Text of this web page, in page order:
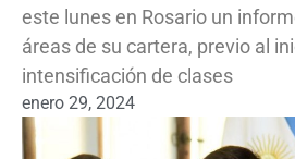
este lunes en Rosario un
áreas de su cartera, previo al
intensificación de clases
enero 29, 2024